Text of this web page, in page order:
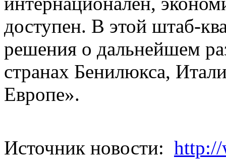
доступен. В этой штаб-
решения о дальнейшем
странах Бенилюкса,
Европе».
Источник новости: http://